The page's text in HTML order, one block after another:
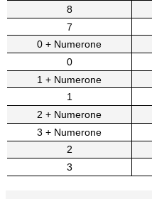
8
7
0 + Numerone
0
1 + Numerone
1
2 + Numerone
3 + Numerone
2
3